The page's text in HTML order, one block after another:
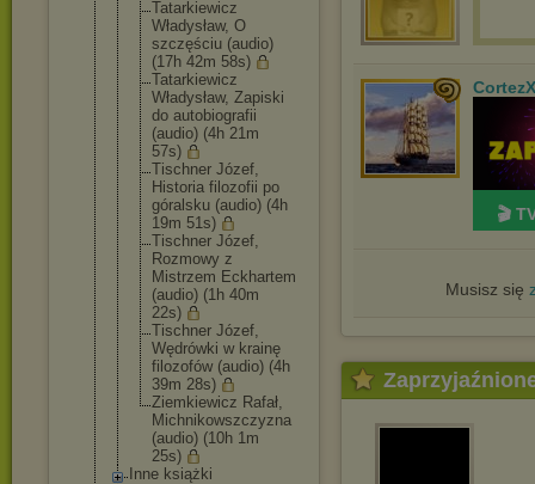
Tatarkiewicz
Władysław, O
szczęściu (audio)
(17h 42m 58s)
Tatarkiewicz
Władysław, Zapiski
do autobiografii
(audio) (4h 21m
57s)
Tischner Józef,
Historia filozofii po
góralsku (audio) (4h
19m 51s)
Tischner Józef,
Rozmowy z
Mistrzem Eckhartem
(audio) (1h 40m
22s)
Tischner Józef,
Wędrówki w krainę
filozofów (audio) (4h
39m 28s)
Ziemkiewicz Rafał,
Michnikowszczyzna
(audio) (10h 1m
25s)
Inne książki
CortezX
🎬
Musisz się